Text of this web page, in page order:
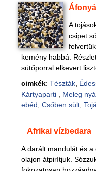
A
csipet
kemény habbá.
sütőporral elkevert
cimkék: Tészták,
Kártyaparti
Meleg
ebéd Csőben sült,
Afrikai vízbedara
A darált mandulát és
olajon átpirítjuk.